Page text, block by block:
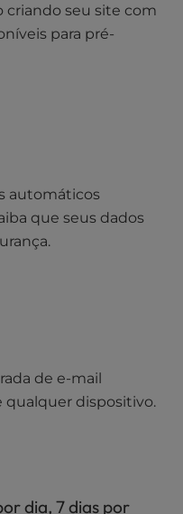
seu site com
para pré-
automáticos
que seus dados
de e-mail
qualquer dispositivo.
dia, 7 dias por